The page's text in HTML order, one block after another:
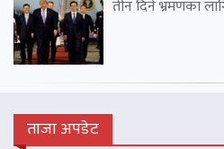
तीन दिने भ्रमणका
ताजा अपडेट